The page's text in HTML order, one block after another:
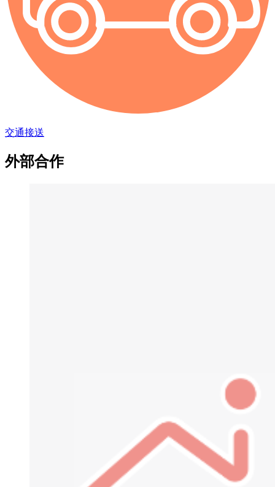
交通接送
外部合作